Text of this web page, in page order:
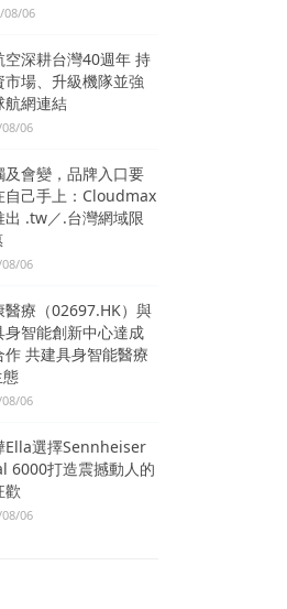
08/06
空深耕台灣40週年 持
市場、升級機隊並強
航網連結
06
及會變，品牌入口要
自己手上：Cloudmax
出 .tw／.台灣網域限
06
醫療（02697.HK）與
身智能創新中心達成
作 共建具身智能醫療
態
06
Ella選擇Sennheiser
6000打造震撼動人的
歡
06